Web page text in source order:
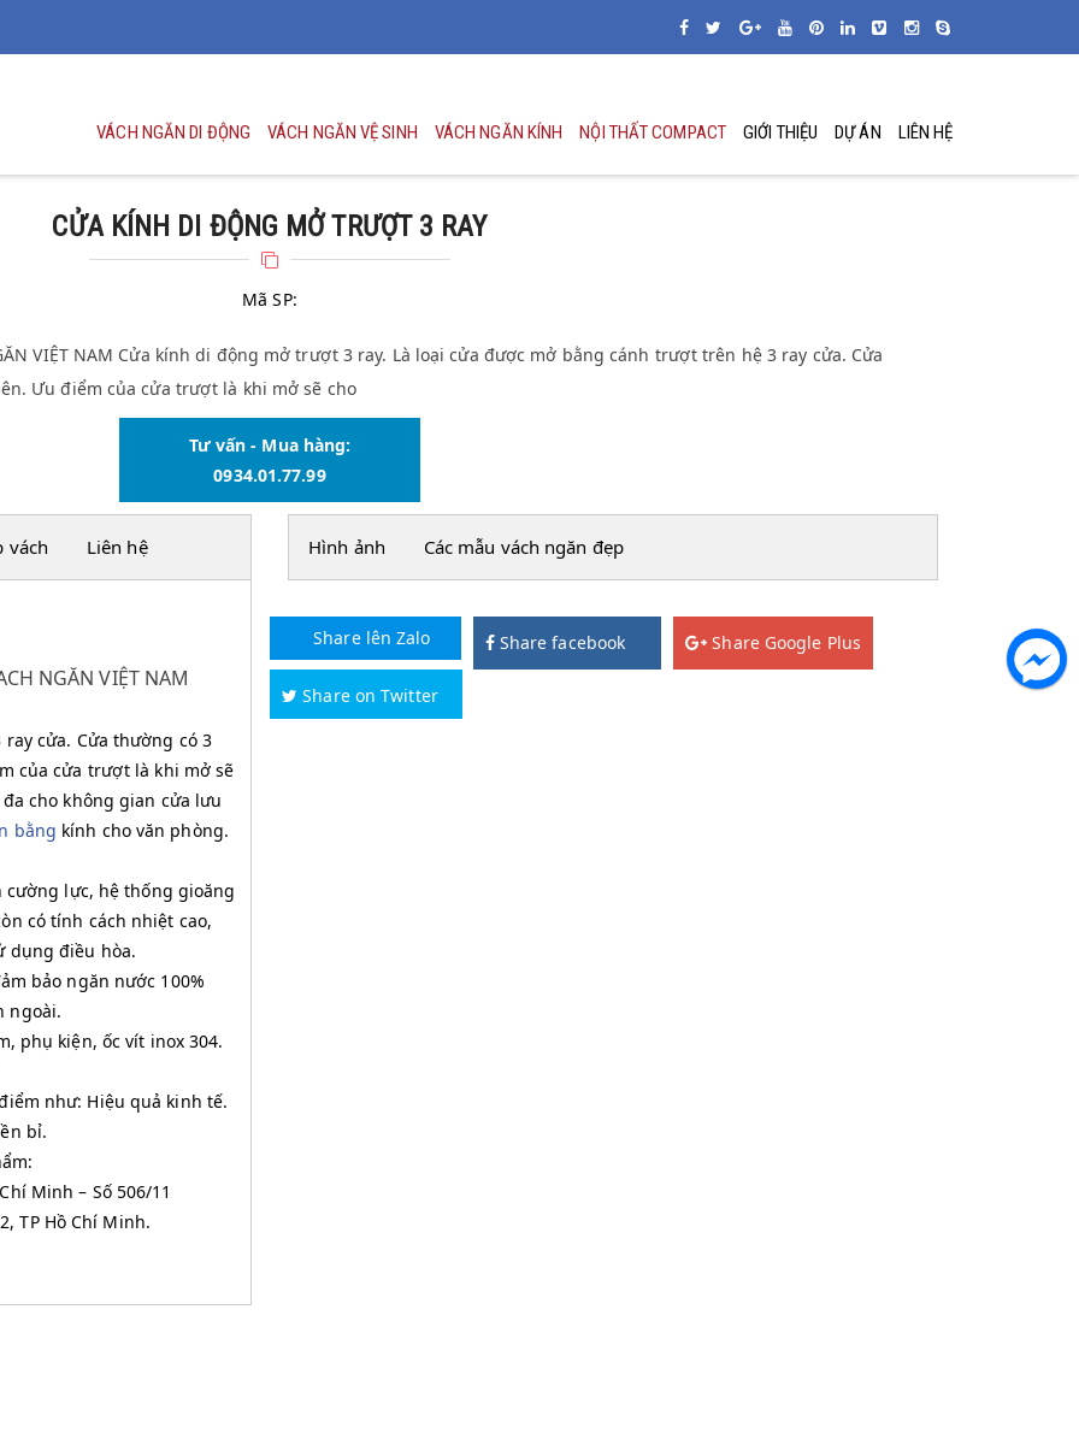
VÁCH NGĂN DI ĐỘNG VÁCH NGĂN VỆ SINH VÁCH NGĂN KÍNH NỘI THẤT COMPACT GIỚI THIỆU DỰ ÁN LIÊN HỆ
CỬA KÍNH DI ĐỘNG MỞ TRƯỢT 3 RAY
Mã SP:
VIỆT NAM Cửa kính di động mở trượt 3 ray. Là loại cửa được mở bằng cánh trượt trên hệ 3 ray cửa. Cửa
Ưu điểm của cửa trượt là khi mở sẽ cho
Tư vấn - Mua hàng:
0934.01.77.99
vách Liên hệ
NGĂN VIỆT NAM
cửa. Cửa thường có 3
của cửa trượt là khi mở sẽ
cho không gian cửa lưu
bằng kính cho văn phòng.
cường lực, hệ thống gioăng
có tính cách nhiệt cao,
dụng điều hòa.
bảo ngăn nước 100%
ngoài.
phụ kiện, ốc vít inox 304.
như: Hiệu quả kinh tế.
bỉ.
Minh – Số 506/11
TP Hồ Chí Minh.
Hình ảnh Các mẫu vách ngăn đẹp
Share lên Zalo Share facebook Share Google Plus
Share on Twitter